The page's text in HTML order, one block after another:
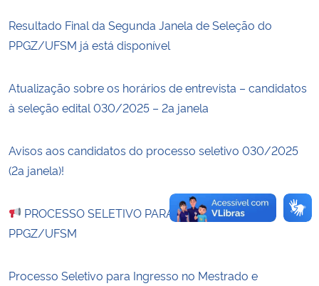
Ministério da Mulher, da Família e dos Direitos Humanos
Secretaria-Geral
Gabinete de Segurança Institucional
Resultado Final da Segunda Janela de Seleção do
PPGZ/UFSM já está disponível
Atualização sobre os horários de entrevista – candidatos
à seleção edital 030/2025 – 2a janela
Avisos aos candidatos do processo seletivo 030/2025
(2a janela)!
PROCESSO SELETIVO PARA BOLSISTA –
PPGZ/UFSM
Processo Seletivo para Ingresso no Mestrado e